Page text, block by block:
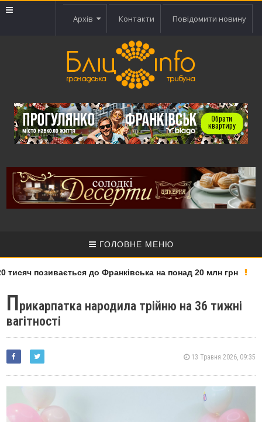
Архів Контакти Повідомити новину
ГОЛОВНЕ МЕНЮ
позивається до Франківська на понад 20 млн грн
Прикарпатка народила трійню на 36 тижні
вагітності
13 Травня 2026, 09:35